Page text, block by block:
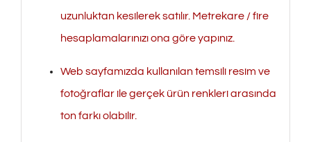
uzunluktan kesilerek satılır. Metrekare / fire
hesaplamalarınızı ona göre yapınız.
Web sayfamızda kullanılan temsili resim ve
fotoğraflar ile gerçek ürün renkleri arasında
ton farkı olabilir.